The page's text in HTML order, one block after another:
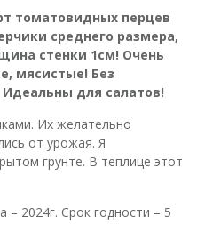
томатовидных перцев
среднего размера,
стенки 1см! Очень
мясистые! Без
Идеальны для салатов!
Их желательно
от урожая. Я
грунте. В теплице этот
– 2024г. Срок годности – 5